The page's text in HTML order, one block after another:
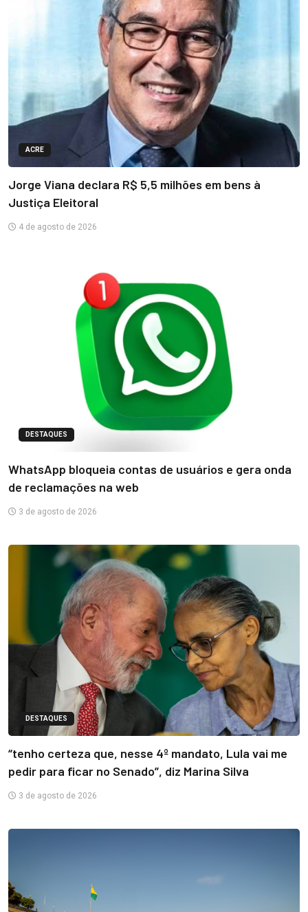
ACRE
Jorge Viana declara R$ 5,5 milhões em bens à
Justiça Eleitoral
4 de agosto de 2026
DESTAQUES
WhatsApp bloqueia contas de usuários e gera onda
de reclamações na web
3 de agosto de 2026
DESTAQUES
“tenho certeza que, nesse 4º mandato, Lula vai me
pedir para ficar no Senado”, diz Marina Silva
3 de agosto de 2026